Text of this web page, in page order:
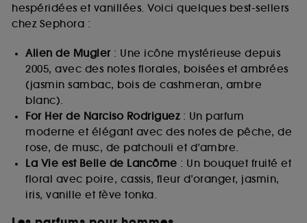
hespéridées et vanillées. Voici quelques best-sellers
chez Sephora :
Alien de Mugler: Une icône mystérieuse depuis
2005, avec des notes florales, boisées et ambrées
(jasmin sambac, bois de cashmeran, ambre
blanc).
For Her de Narciso Rodriguez: Un parfum
moderne et élégant avec des notes de pêche, de
rose, de musc, de patchouli et d’ambre.
La Vie est Belle de Lancôme : Un bouquet fruité et
floral avec poire, cassis, fleur d’oranger, jasmin,
iris, vanille et fève tonka.